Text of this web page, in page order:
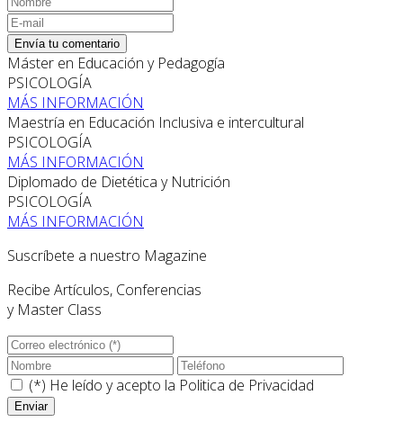
Envía tu comentario
Máster en Educación y Pedagogía
PSICOLOGÍA
MÁS INFORMACIÓN
Maestría en Educación Inclusiva e intercultural
PSICOLOGÍA
MÁS INFORMACIÓN
Diplomado de Dietética y Nutrición
PSICOLOGÍA
MÁS INFORMACIÓN
Suscríbete a nuestro Magazine
Recibe Artículos, Conferencias
y Master Class
(*) He leído y acepto la Politica de Privacidad